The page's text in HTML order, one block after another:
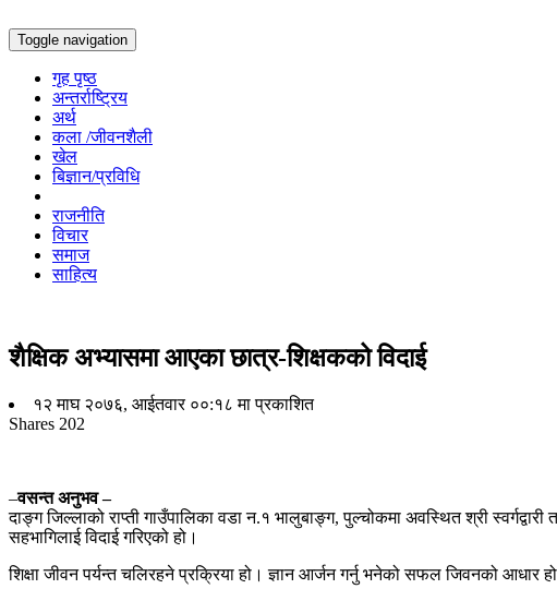
Toggle navigation
गृह पृष्ठ
अन्तर्राष्ट्रिय
अर्थ
कला /जीवनशैली
खेल
बिज्ञान/प्रविधि
राजनीति
विचार
समाज
साहित्य
शैक्षिक अभ्यासमा आएका छात्र-शिक्षकको विदाई
१२ माघ २०७६, आईतवार ००:१८ मा प्रकाशित
Shares 202
–वसन्त अनुभव –
दाङ्ग जिल्लाको राप्ती गाउँपालिका वडा न.१ भालुबाङ्ग, पुल्चोकमा अवस्थित श्री
सहभागिलाई विदाई गरिएको हो।
शिक्षा जीवन पर्यन्त चलिरहने प्रक्रिया हो। ज्ञान आर्जन गर्नु भनेको सफल जिवनको आधार हो